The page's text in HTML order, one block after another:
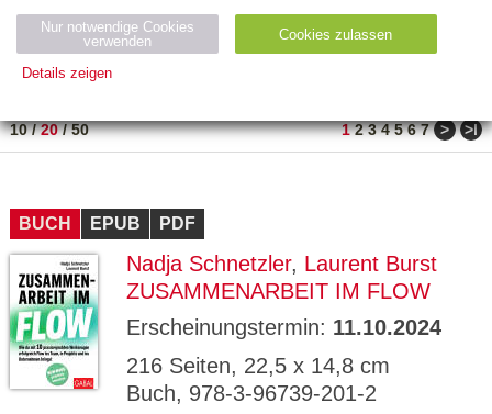
Neuerscheinung
Bestseller
PREIS
10/20/50 1 2 3 4 5 6 7 > >ǀ
BUCH EPUB PDF
Nadja Schnetzler, Laurent Burst
ZUSAMMENARBEIT IM FLOW
Erscheinungstermin: 11.10.2024
216 Seiten, 22,5 x 14,8 cm
Buch, 978-3-96739-201-2
Nur notwendige Cookies
verwenden
Cookies zulassen
Details zeigen
Name Zweck
Ty
ESSION
_ID
verlag.
de
Session verwendet
GV_CO
OKIES
gabal-
de
Speichert den Zustimmungsstatus des
Benutzers für Cookies auf der aktuellen
Domäne.
90
ge